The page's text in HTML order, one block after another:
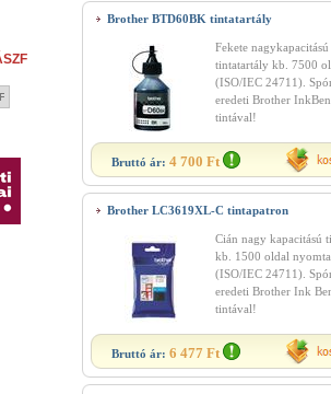
Brother BTD60BK tintatartály
Fekete nagykapacitású
tintatartály kb. 7500
(ISO/IEC 24711).
eredeti Brother
tintával!
Bruttó ár: 4 700 Ft
Brother LC3619XL-C tintapatron
Cián nagy kapacitású
kb. 1500 oldal
(ISO/IEC 24711).
eredeti Brother Ink
tintával!
Bruttó ár: 6 477 Ft